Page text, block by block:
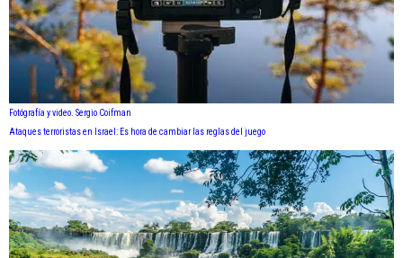
Fotógrafía y video. Sergio Coifman
Ataques terroristas en Israel: Es hora de cambiar las reglas del juego